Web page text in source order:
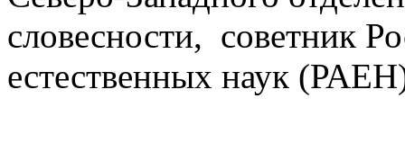
словесности, советник
естественных наук